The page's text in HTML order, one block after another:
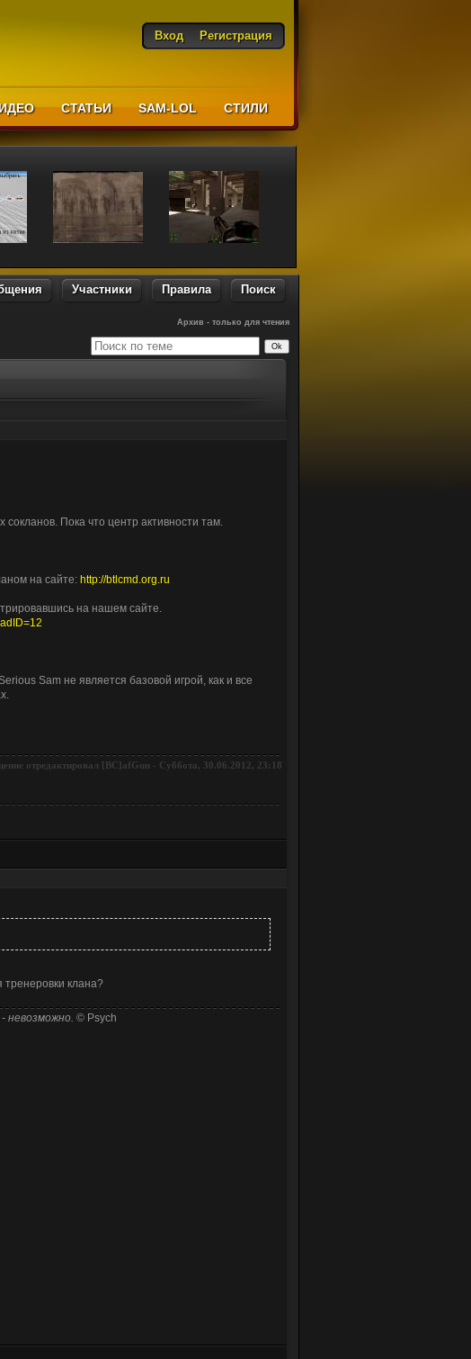
Вход Регистрация
СТАТЬИ SAM-LOL CТИЛИ
Участники Правила Поиск
Архив - только для чтения
Пока что центр активности там.
на сайте: http://btlcmd.org.ru
на нашем сайте.
Sam не является базовой игрой, как и все
отредактировал [BC]afGun - Суббота, 30.06.2012, 23:18
клана?
невозможно. © Psych